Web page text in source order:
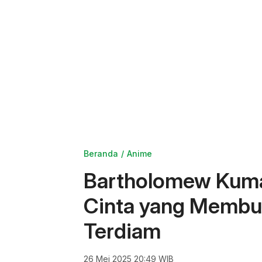
Beranda Anime
Bartholomew
Cinta yang
Terdiam
26 Mei 2025 20:49 WIB